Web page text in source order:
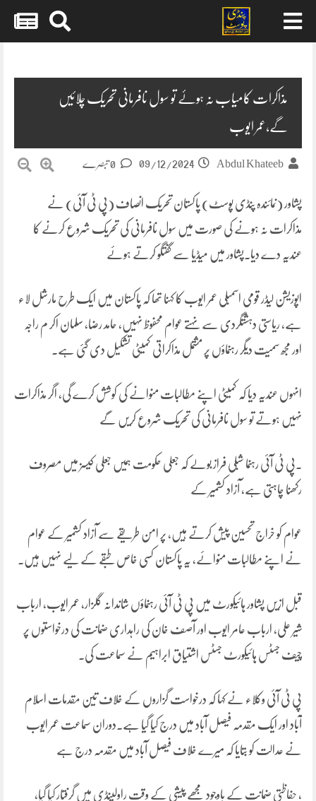
مذاکرات کامیاب نہ ہوئے تو سول نافرمانی تحریک چلائیں
گے،عمر ایوب
Abdul Khateeb
09/12/2024
پشاور (نمائندہ پنڈی پوسٹ) پاکستان تحریک انصاف (پی ٹی آئی) نے
مذاکرات نہ ہونے کی صورت میں سول نافرمانی کی تحریک شروع کرنے کا
عندیہ دے دیا۔پشاور میں میڈیا سے گفتگو کرتے ہوئے
اپوزیشن لیڈر قومی اسمبلی عمر ایوب کا کہنا تھا کہ پاکستان میں ایک طرح مارشل لاء
ہے، ریاستی دہشتگردی سے نہتے عوام محفوظ نہیں، حامد رضا، سلمان اکر م راجہ
اور مجھ سمیت دیگر رہنماؤں پر مشتمل مذاکراتی کمیٹی تشکیل دی گئی ہے۔
انہوں عندیہ دیا کہ کمیٹی اپنے مطالبات منوانے کی کوشش کرے گی، اگر مذاکرات
نہیں ہوتے تو سول نافرمانی کی تحریک شروع کریں گے
۔پی ٹی آئی رہنما شبلی فراز بولے کہ جعلی حکومت ہمیں جعلی کیسز میں مصروف
رکھنا چاہتی ہے، آزاد کشمیر کے
عوام کو خراج تحسین پیش کرتے ہیں، پر امن طریقے سے آزاد کشمیر کے عوام
نے اپنے مطالبات منوائے، یہ پاکستان کسی خاص طبقے کے لیے نہیں ہیں۔
قبل ازیں پشاور ہائیکورٹ میں پی ٹی آئی رہنماؤں شاندانہ گلزار، عمر ایوب، ارباب
شیر علی، ارباب عامر ایوب اور آصف خان کی راہداری ضمانت کی درخواستوں پر
چیف جسٹس ہائیکورٹ جسٹس اشتیاق ابراہیم نے سماعت کی۔
پی ٹی آئی وکلاء نے کہا کہ درخواست گزاروں کے خلاف تین مقدمات اسلام
آباد اور ایک مقدمہ فیصل آباد میں درج کیا گیا ہے۔دوران سماعت عمر ایوب
نے عدالت کو بتایا کہ میرے خلاف فیصل آباد میں مقدمہ درج ہے
، حفاظتی ضمانت کے باوجود مجھے پیشی کے وقت راولپنڈی میں گرفتار کیا گیا،